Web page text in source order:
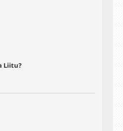
Liitu?